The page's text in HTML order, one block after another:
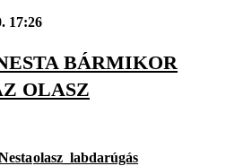
17:26
BÁRMIKOR
OLASZ
olasz_labdarúgás